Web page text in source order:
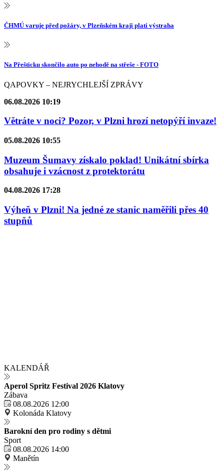
ČHMÚ varuje před požáry, v Plzeňském kraji platí výstraha
Na Přešticku skončilo auto po nehodě na střeše - FOTO
QAPOVKY – NEJRYCHLEJŠÍ ZPRÁVY
06.08.2026 10:19
Větráte v noci? Pozor, v Plzni hrozí netopýří invaze!
05.08.2026 10:55
Muzeum Šumavy získalo poklad! Unikátní sbírka
obsahuje i vzácnost z protektorátu
04.08.2026 17:28
Výheň v Plzni! Na jedné ze stanic naměřili přes 40
stupňů
KALENDÁŘ
Aperol Spritz Festival 2026 Klatovy
Zábava
08.08.2026 12:00
Kolonáda Klatovy
Barokní den pro rodiny s dětmi
Sport
08.08.2026 14:00
Manětín